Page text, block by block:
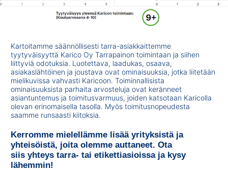
Kartoitamme säännöllisesti tarra-asiakkaittemme
tyytyväisyyttä Karico Oy Tarrapainon toimintaan ja siihen
liittyviä odotuksia. Luotettava, laadukas, osaava,
asiakaslähtöinen ja joustava ovat ominaisuuksia, jotka liitetään
mielikuvissa vahvasti Karicoon. Toiminnallisista
ominaisuuksista parhaita arvosteluja ovat keränneet
asiantuntemus ja toimitusvarmuus, joiden katsotaan Karicolla
olevan erinomaisella tasolla. Myös toimitusnopeudesta
saamme runsaasti kiitoksia.
Kerromme mielellämme lisää yrityksistä ja
yhteisöistä, joita olemme auttaneet. Ota
siis yhteys tarra- tai etikettiasioissa ja kysy
lähemmin!